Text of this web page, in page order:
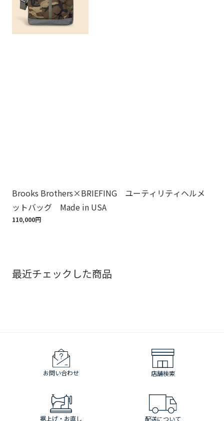
Brooks Brothers×BRIEFING ユーティリティヘルメ
ットバッグ Made in USA
110,000円
最近チェックした商品
お問い合わせ 店舗検索
裾上げ・お直し 配送について